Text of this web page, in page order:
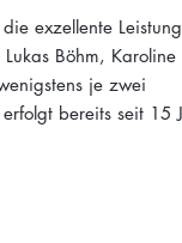
exzellente
Böhm, Karoline
je zwei
bereits seit 15